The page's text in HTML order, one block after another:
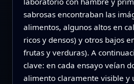
sabrosas encontraban las
alimentos, algunos altos en
ricos y densos) y otros bajos
frutas y verduras). A
clave: en cada ensayo veían
alimento claramente visible y